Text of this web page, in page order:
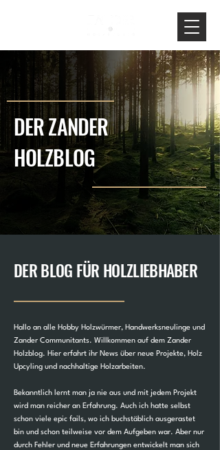
DER ZANDER
HOLZBLOG
DER BLOG FÜR HOLZLIEBHABER
Hallo an alle Hobby Holzwürmer, Handwerksneulinge und
Zander Communitants. Willkommen auf dem Zander
Holzblog. Hier erfahrt ihr News über neue Projekte, Holz
Upcyling und nachhaltige Holzarbeiten.
Bekanntlich lernt man ja nie aus und mit jedem Projekt
wird man reicher an Erfahrung. Auch ich hatte selbst
schon viele epic fails, wo ich buchstäblich ausgerastet
bin und schon teilweise vor dem Aufgeben war. Aber nur
durch Fehler und neue Erfahrungen entwickelt man sich